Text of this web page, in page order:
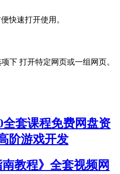
快速打开使用。
下 打开特定网页或一组网页。
全套课程免费网盘资
阶游戏开发
教程》全套视频网